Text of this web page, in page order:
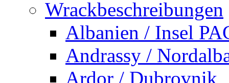
Wrackbeschreibungen
Albanien / Insel
Andrassy /
Ardor / Dubrovnik